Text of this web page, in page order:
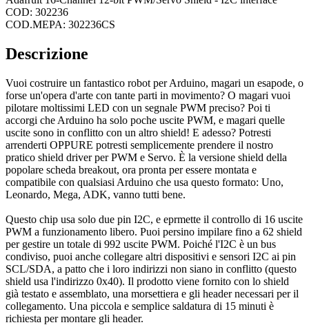
COD: 302236
COD.MEPA: 302236CS
Descrizione
Vuoi costruire un fantastico robot per Arduino, magari un esapode, o
forse un'opera d'arte con tante parti in movimento? O magari vuoi
pilotare moltissimi LED con un segnale PWM preciso? Poi ti
accorgi che Arduino ha solo poche uscite PWM, e magari quelle
uscite sono in conflitto con un altro shield! E adesso? Potresti
arrenderti OPPURE potresti semplicemente prendere il nostro
pratico shield driver per PWM e Servo. È la versione shield della
popolare scheda breakout, ora pronta per essere montata e
compatibile con qualsiasi Arduino che usa questo formato: Uno,
Leonardo, Mega, ADK, vanno tutti bene.
Questo chip usa solo due pin I2C, e eprmette il controllo di 16 uscite
PWM a funzionamento libero. Puoi persino impilare fino a 62 shield
per gestire un totale di 992 uscite PWM. Poiché l'I2C è un bus
condiviso, puoi anche collegare altri dispositivi e sensori I2C ai pin
SCL/SDA, a patto che i loro indirizzi non siano in conflitto (questo
shield usa l'indirizzo 0x40). Il prodotto viene fornito con lo shield
già testato e assemblato, una morsettiera e gli header necessari per il
collegamento. Una piccola e semplice saldatura di 15 minuti è
richiesta per montare gli header.